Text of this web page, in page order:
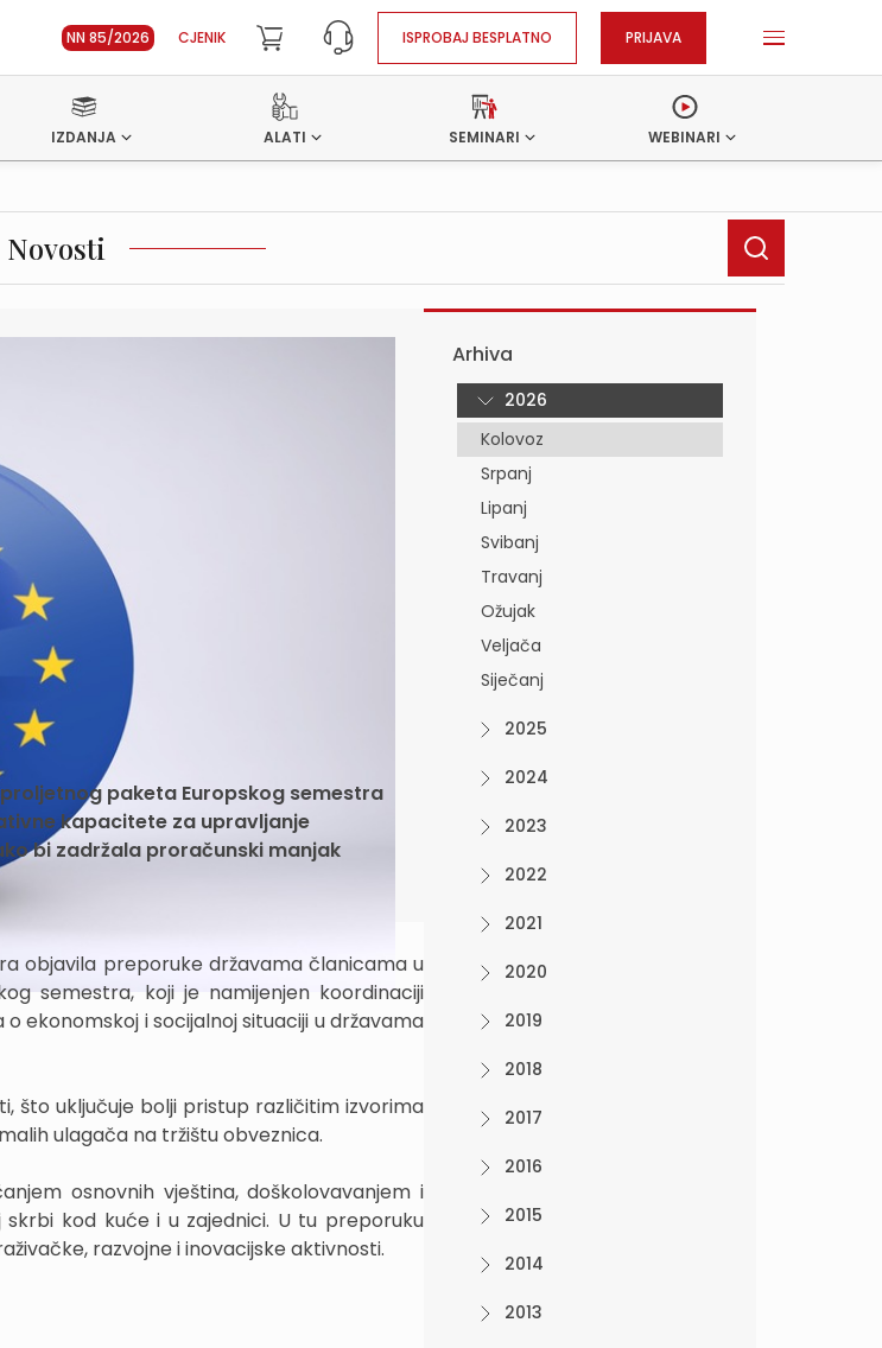
NN 85/2026 CJENIK ISPROBAJ BESPLATNO PRIJAVA
IZDANJA ALATI SEMINARI WEBINARI
Novosti
paketa Europskog semestra
kapacitete za upravljanje
bi zadržala proračunski manjak
objavila preporuke državama članicama u
semestra, koji je namijenjen koordinaciji
ekonomskoj i socijalnoj situaciji u državama
što uključuje bolji pristup različitim izvorima
ulagača na tržištu obveznica.
osnovnih vještina, doškolovavanjem i
kod kuće i u zajednici. U tu preporuku
razvojne i inovacijske aktivnosti.
Arhiva
2026
Kolovoz
Srpanj
Lipanj
Svibanj
Travanj
Ožujak
Veljača
Siječanj
2025
2024
2023
2022
2021
2020
2019
2018
2017
2016
2015
2014
2013